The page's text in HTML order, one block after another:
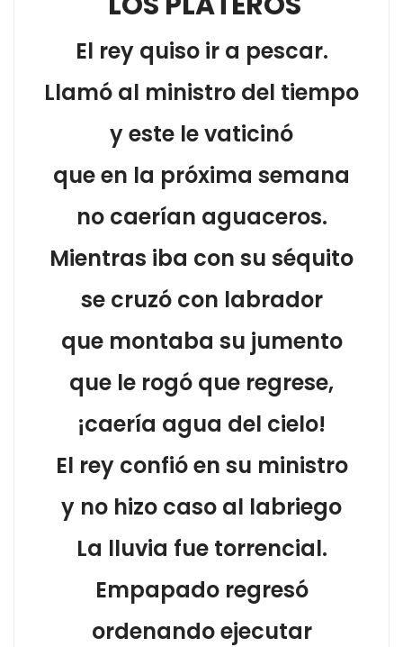
El rey quiso ir a pescar.
Llamó al ministro del tiempo
y este le vaticinó
que en la próxima semana
no caerían aguaceros.
Mientras iba con su séquito
se cruzó con labrador
que montaba su jumento
que le rogó que regrese,
¡caería agua del cielo!
El rey confió en su ministro
y no hizo caso al labriego
La lluvia fue torrencial.
Empapado regresó
ordenando ejecutar